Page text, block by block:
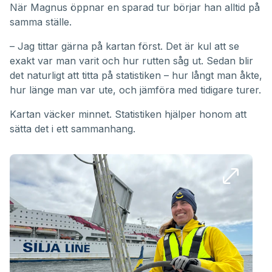
När Magnus öppnar en sparad tur börjar han alltid på
samma ställe.
– Jag tittar gärna på kartan först. Det är kul att se
exakt var man varit och hur rutten såg ut. Sedan blir
det naturligt att titta på statistiken – hur långt man åkte,
hur länge man var ute, och jämföra med tidigare turer.
Kartan väcker minnet. Statistiken hjälper honom att
sätta det i ett sammanhang.